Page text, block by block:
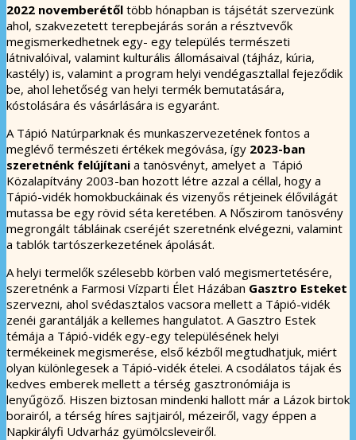
2022 novemberétől több hónapban is tájsétát szervezünk
ahol, szakvezetett terepbejárás során a résztvevők
megismerkedhetnek egy- egy település természeti
látnivalóival, valamint kulturális állomásaival (tájház, kúria,
kastély) is, valamint a program helyi vendégasztallal fejeződik
be, ahol lehetőség van helyi termék bemutatására,
kóstolására és vásárlására is egyaránt.
A Tápió Natúrparknak és munkaszervezetének fontos a
meglévő természeti értékek megóvása, így 2023-ban
szeretnénk felújítani a tanösvényt, amelyet a Tápió
Közalapítvány 2003-ban hozott létre azzal a céllal, hogy a
Tápió-vidék homokbuckáinak és vizenyős rétjeinek élővilágát
mutassa be egy rövid séta keretében. A Nőszirom tanösvény
megrongált tábláinak cseréjét szeretnénk elvégezni, valamint
a tablók tartószerkezetének ápolását.
A helyi termelők szélesebb körben való megismertetésére,
szeretnénk a Farmosi Vízparti Élet Házában Gasztro Esteket
szervezni, ahol svédasztalos vacsora mellett a Tápió-vidék
zenéi garantálják a kellemes hangulatot. A Gasztro Estek
témája a Tápió-vidék egy-egy településének helyi
termékeinek megismerése, első kézből megtudhatjuk, miért
olyan különlegesek a Tápió-vidék ételei. A csodálatos tájak és
kedves emberek mellett a térség gasztronómiája is
lenyűgöző. Hiszen biztosan mindenki hallott már a Lázok birtok
borairól, a térség híres sajtjairól, mézeiről, vagy éppen a
Napkirályfi Udvarház gyümölcsleveiről.